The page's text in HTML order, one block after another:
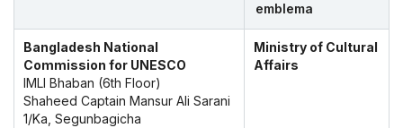
emblema
Bangladesh National
Commission for UNESCO
IMLI Bhaban (6th Floor)
Shaheed Captain Mansur Ali Sarani
1/Ka, Segunbagicha
Ministry of Cultural
Affairs